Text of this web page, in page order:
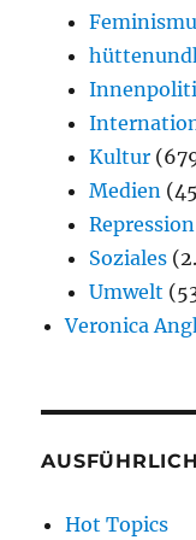
Kultur
Medien
Repression
Soziales
Umwelt
Veronica
Hot Topics